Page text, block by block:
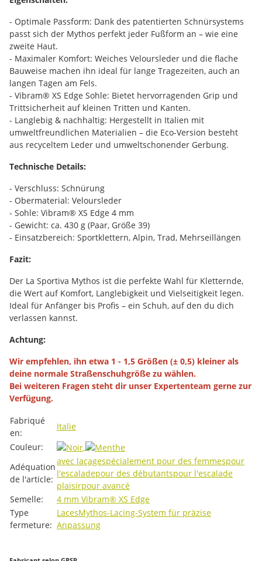
- Optimale Passform: Dank des patentierten Schnürsystems
passt sich der Mythos perfekt jeder Fußform an – wie eine
zweite Haut.
- Maximaler Komfort: Weiches Veloursleder und die flache
Bauweise machen ihn ideal für lange Tragezeiten, auch an
langen Tagen am Fels.
- Vibram® XS Edge Sohle: Bietet hervorragenden Grip und
Trittsicherheit auf kleinen Tritten und Kanten.
- Langlebig & nachhaltig: Hergestellt in Italien mit
umweltfreundlichen Materialien – die Eco-Version besteht
aus recyceltem Leder und umweltschonender Gerbung.
Technische Details:
- Verschluss: Schnürung
- Obermaterial: Veloursleder
- Sohle: Vibram® XS Edge 4 mm
- Gewicht: ca. 430 g (Paar, Größe 39)
- Einsatzbereich: Sportklettern, Alpin, Trad, Mehrseillängen
Fazit:
Der La Sportiva Mythos ist die perfekte Wahl für Kletternde,
die Wert auf Komfort, Langlebigkeit und Vielseitigkeit legen.
Ideal für Anfänger bis Profis – ein Schuh, auf den du dich
verlassen kannst.
Achtung:
Wir empfehlen, ihn etwa 1 - 1,5 Größen (± 0,5) kleiner als
deine normale Straßenschuhgröße zu wählen.
Bei weiteren Fragen steht dir unser Expertenteam gerne zur
Verfügung.
#productDetails.itemInformation#
#productDetails.itemValue#
Fabriqué
en:
Italie
Couleur:
Adéquation
de l'article:
avec laçagespécialement pour des femmespour
l'escaladepour des débutantspour l'escalade
plaisirpour avancé
Semelle:
4 mm Vibram® XS Edge
Type
fermeture:
LacesMythos-Lacing-System für präzise
Anpassung